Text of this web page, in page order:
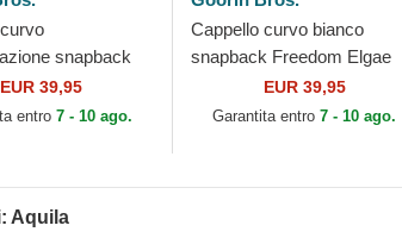
snapback
Eagle Camouflage
Real Tree The
EUR 39,95
entro7 - 10 ago.
Cappello curvo bianco
snapback Freedom Elgae
Flip Side 2 The Farm Goorin
Bros.
EUR 39,95
Garantita entro7 - 10 ago.
Aquila